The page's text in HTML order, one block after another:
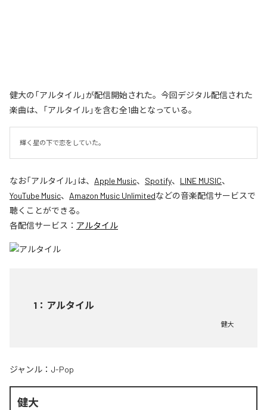
健大の「アルタイル」が配信開始された。今回デジタル配信された
楽曲は、「アルタイル」を含む全1曲となっている。
輝く星の下で恋をしていた。
なお「アルタイル」は、 Apple Music、 Spotify、 LINE MUSIC、
YouTube Music、 Amazon Music Unlimitedなどの音楽配信サービスで
聴くことができる。
各配信サービス： アルタイル
1 ： アルタイル
健大
ジャンル： J-Pop
健大